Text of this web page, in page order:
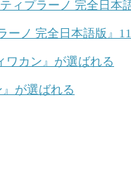
ノ 完全日本語版』
が選ばれる